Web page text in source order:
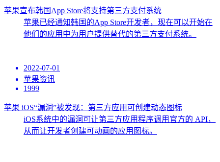
苹果宣布韩国App Store将支持第三方支付系统
苹果已经通知韩国的App Store开发者，现在可以开始在
他们的应用中为用户提供替代的第三方支付系统。
2022-07-01
苹果资讯
1999
苹果 iOS“漏洞”被发现：第三方应用可创建动态图标
iOS系统中的漏洞可让第三方应用程序调用官方的 API，
从而让开发者创建可动画的应用图标。